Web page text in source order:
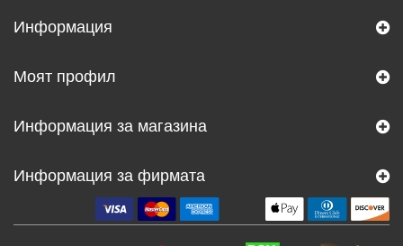
Информация
Моят профил
Информация за магазина
Информация за фирмата